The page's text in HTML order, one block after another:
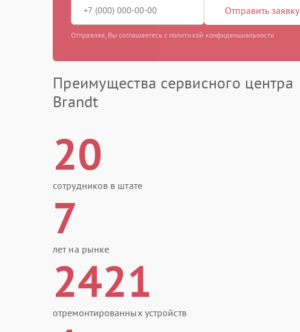
Отправить заявку
Отправляя, Вы соглашаетесь с политикой конфиденциальности
Преимущества сервисного центра
Brandt
20
сотрудников в штате
7
лет на рынке
2421
отремонтированных устройств